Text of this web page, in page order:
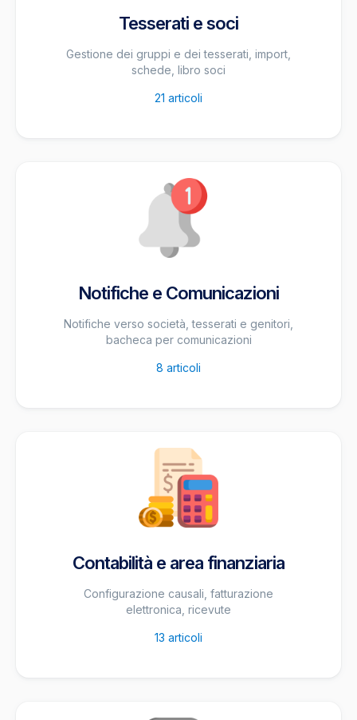
Tesserati e soci
Gestione dei gruppi e dei tesserati, import,
schede, libro soci
21 articoli
Notifiche e Comunicazioni
Notifiche verso società, tesserati e genitori,
bacheca per comunicazioni
8 articoli
Contabilità e area finanziaria
Configurazione causali, fatturazione
elettronica, ricevute
13 articoli